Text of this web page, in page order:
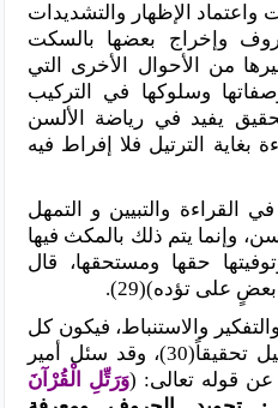
واعتماد الإظهار والتشديدات
وإخراج بعضها بالسكت
من الأحوال الأخرى التي
وسلوكها في التركيب
يفيد في رياضة الألسن
بغاية الترتيل فلا إفراط فيه
القراءة والتبيين و التمهل
وإنما يتم ذلك بالمكث فيها
حقها ومستحقها، قال
على تؤده)(29).
والاستنباط، فيكون كل
تحقيق ترتيل، وليس كل ترتيل تحقيقاً(30)، وقد سئل أمير
عن قوله تعالى: (وَرَتِّلِ الْقُرْآنَ